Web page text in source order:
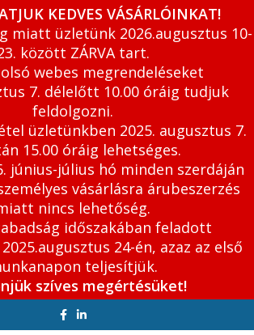
KEDVES VÁSÁRLÓINKAT!
miatt üzletünk 2026.augusztus 10-
között ZÁRVA tart.
webes megrendeléseket
7. délelőtt 10.00 óráig tudjuk
feldolgozni.
üzletünkben 2025. augusztus 7.
15.00 óráig lehetséges.
június-július hó minden szerdáján
vásárlásra árubeszerzés
nincs lehetőség.
időszakában feladott
24-én, azaz az első
teljesítjük.
szíves megértésüket!